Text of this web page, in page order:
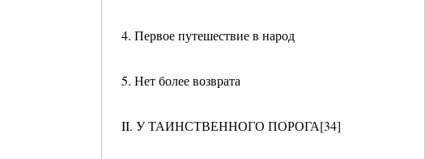
4. Первое путешествие в народ
5. Нет более возврата
II. У ТАИНСТВЕННОГО ПОРОГА[34]